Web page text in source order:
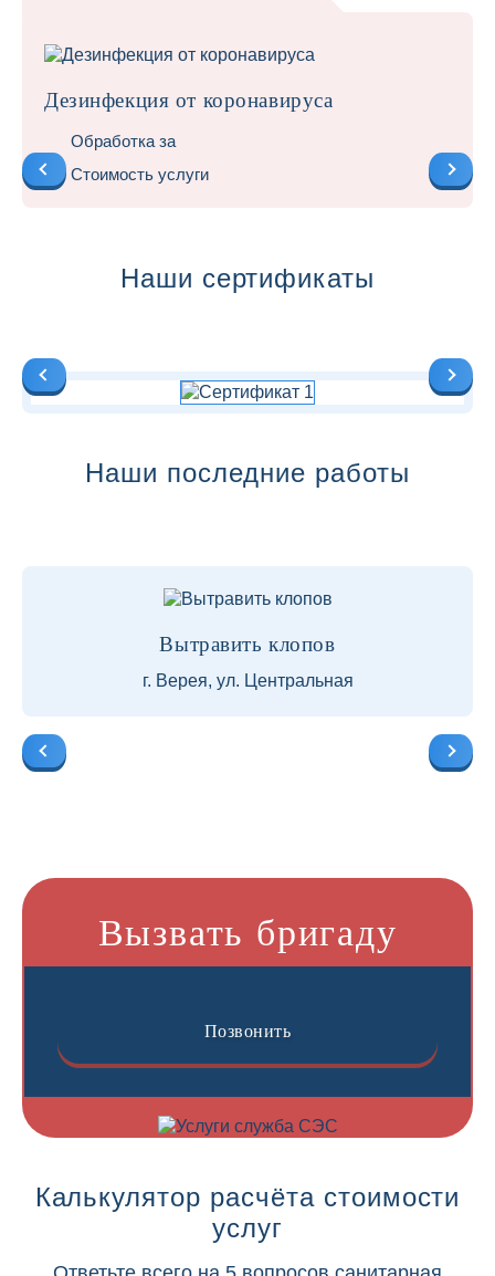
Дезинфекция от коронавируса
Обработка за
Стоимость услуги
Наши сертификаты
Наши последние работы
Вытравить клопов
г. Верея, ул. Центральная
Вызвать бригаду
Позвонить
Калькулятор расчёта стоимости
услуг